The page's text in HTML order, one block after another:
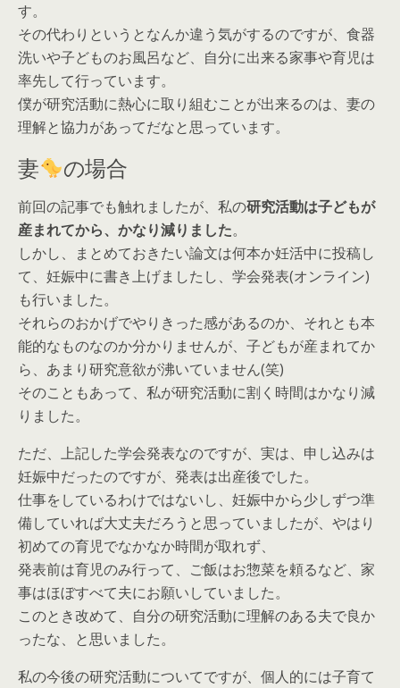
す。
その代わりというとなんか違う気がするのですが、食器
洗いや子どものお風呂など、自分に出来る家事や育児は
率先して行っています。
僕が研究活動に熱心に取り組むことが出来るのは、妻の
理解と協力があってだなと思っています。
妻 の場合
前回の記事でも触れましたが、私の研究活動は子どもが
産まれてから、かなり減りました。
しかし、まとめておきたい論文は何本か妊活中に投稿し
て、妊娠中に書き上げましたし、学会発表(オンライン)
も行いました。
それらのおかげでやりきった感があるのか、それとも本
能的なものなのか分かりませんが、子どもが産まれてか
ら、あまり研究意欲が沸いていません(笑)
そのこともあって、私が研究活動に割く時間はかなり減
りました。
ただ、上記した学会発表なのですが、実は、申し込みは
妊娠中だったのですが、発表は出産後でした。
仕事をしているわけではないし、妊娠中から少しずつ準
備していれば大丈夫だろうと思っていましたが、やはり
初めての育児でなかなか時間が取れず、
発表前は育児のみ行って、ご飯はお惣菜を頼るなど、家
事はほぼすべて夫にお願いしていました。
このとき改めて、自分の研究活動に理解のある夫で良か
ったな、と思いました。
私の今後の研究活動についてですが、個人的には子育て